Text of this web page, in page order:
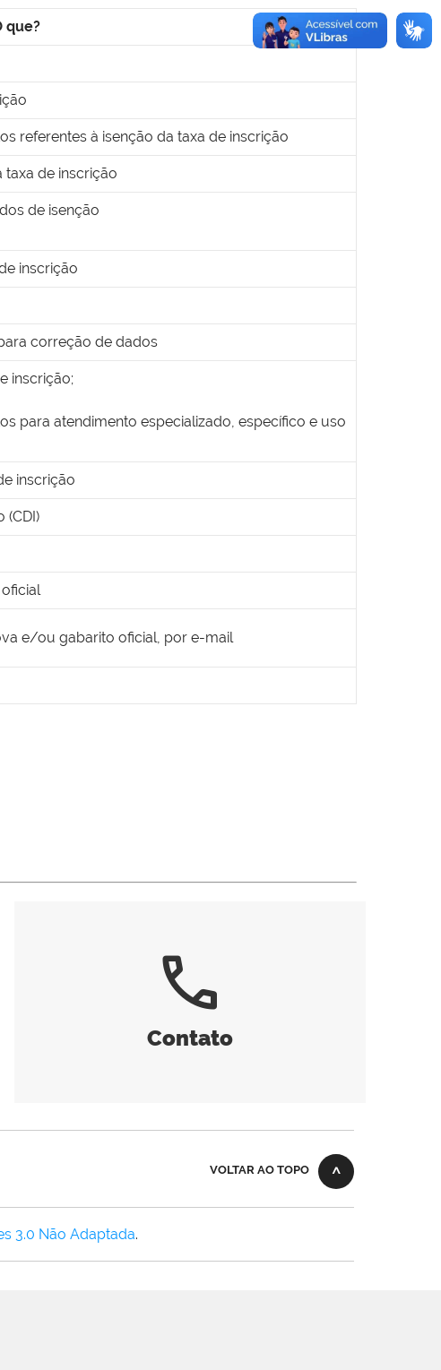
que?
referentes à isenção da taxa de inscrição
de inscrição
de isenção
inscrição
correção de dados
inscrição;
para atendimento especializado, específico e uso
inscrição
(CDI)
e/ou gabarito oficial, por e-mail
call
Contato
VOLTAR AO TOPO
3.0 Não Adaptada.